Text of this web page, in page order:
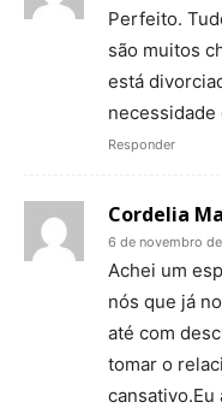
Perfeito.
são muitos
está
Responder
Cordelia
6 de novembro
Achei um
nós que já
até com
tomar o